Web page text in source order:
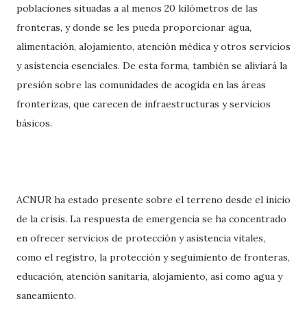
poblaciones situadas a al menos 20 kilómetros de las
fronteras, y donde se les pueda proporcionar agua,
alimentación, alojamiento, atención médica y otros servicios
y asistencia esenciales. De esta forma, también se aliviará la
presión sobre las comunidades de acogida en las áreas
fronterizas, que carecen de infraestructuras y servicios
básicos.
ACNUR ha estado presente sobre el terreno desde el inicio
de la crisis. La respuesta de emergencia se ha concentrado
en ofrecer servicios de protección y asistencia vitales,
como el registro, la protección y seguimiento de fronteras,
educación, atención sanitaria, alojamiento, así como agua y
saneamiento.